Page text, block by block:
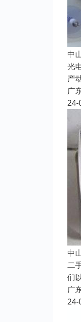
中
光
产
广
24-
中
二
们
广
24-